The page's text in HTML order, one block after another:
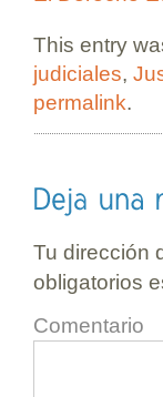
This entry
judiciales,
permalink.
Tu dirección
obligatorios
Comentario